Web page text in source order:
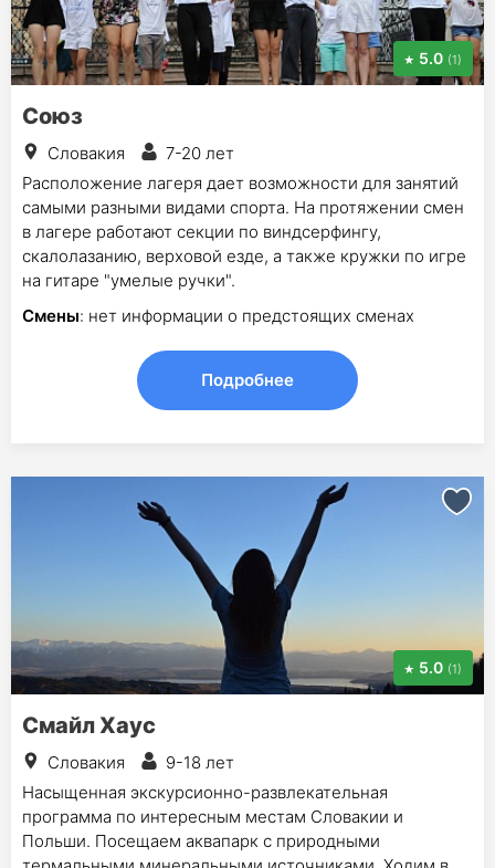
5.0 (1)
Союз
Словакия
7-20 лет
Расположение лагеря дает возможности для занятий
самыми разными видами спорта. На протяжении смен
в лагере работают секции по виндсерфингу,
скалолазанию, верховой езде, а также кружки по игре
на гитаре "умелые ручки".
Смены: нет информации о предстоящих сменах
Подробнее
5.0 (1)
Смайл Хаус
Словакия
9-18 лет
Насыщенная экскурсионно-развлекательная
программа по интересным местам Словакии и
Польши. Посещаем аквапарк с природными